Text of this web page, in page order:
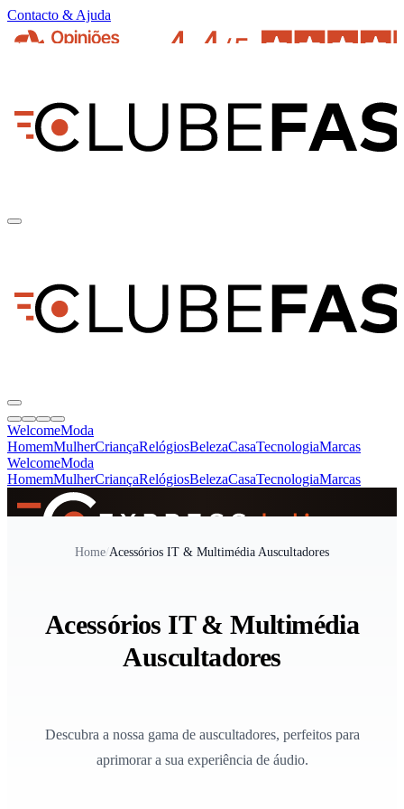
Contacto & Ajuda
WelcomeModa
HomemMulherCriançaRelógiosBelezaCasaTecnologiaMarcas
WelcomeModa
HomemMulherCriançaRelógiosBelezaCasaTecnologiaMarcas
Home/Acessórios IT & Multimédia Auscultadores
Acessórios IT & Multimédia
Auscultadores
Descubra a nossa gama de auscultadores, perfeitos para
aprimorar a sua experiência de áudio.